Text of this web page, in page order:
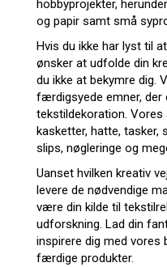
hobbyprojekter,
og papir samt små
Hvis du ikke har lyst til
ønsker at udfolde din
du ikke at bekymre dig.
færdigsyede emner, der
tekstildekoration.
kasketter, hatte, tasker,
slips, nøgleringe og
Uanset hvilken kreativ
levere de nødvendige
være din kilde til
udforskning. Lad din
inspirere dig med vores
færdige produkter.